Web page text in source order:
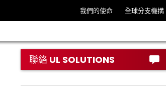
我們的使命 全球分支機搆
聯絡 UL SOLUTIONS